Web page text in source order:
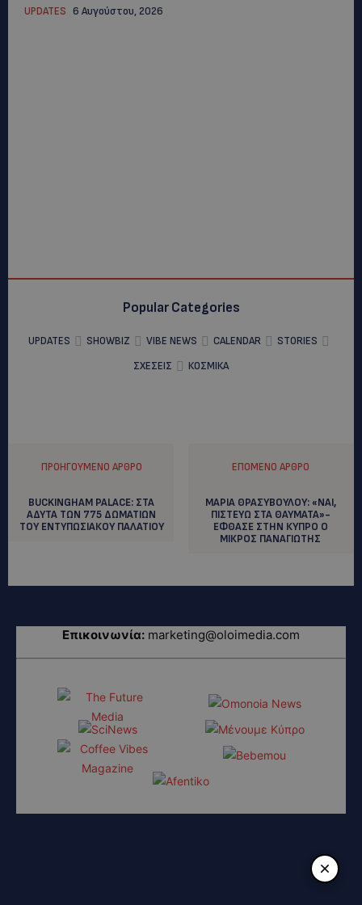
UPDATES 6 Αυγούστου, 2026
Popular Categories
UPDATES SHOWBIZ VIBE NEWS CALENDAR
STORIES
ΣΧΕΣΕΙΣ
ΚΟΣΜΙΚΑ
ΠΡΟΗΓΟΎΜΕΝΟ ΆΡΘΡΟ
BUCKINGHAM PALACE: ΣΤΑ
ΑΔΥΤΑ ΤΩΝ 775 ΔΩΜΑΤΙΩΝ
ΤΟΥ ΕΝΤΥΠΩΣΙΑΚΟΥ ΠΑΛΑΤΙΟΥ
ΕΠΌΜΕΝΟ ΆΡΘΡΟ
ΜΑΡΙΑ ΘΡΑΣΥΒΟΥΛΟΥ: «NAI,
ΠΙΣΤΕΥΩ ΣΤΑ ΘΑΥΜΑΤΑ»-
ΕΦΘΑΣΕ ΣΤΗΝ ΚΥΠΡΟ Ο
ΜΙΚΡΟΣ ΠΑΝΑΓΙΩΤΗΣ
Επικοινωνία: marketing@oloimedia.com